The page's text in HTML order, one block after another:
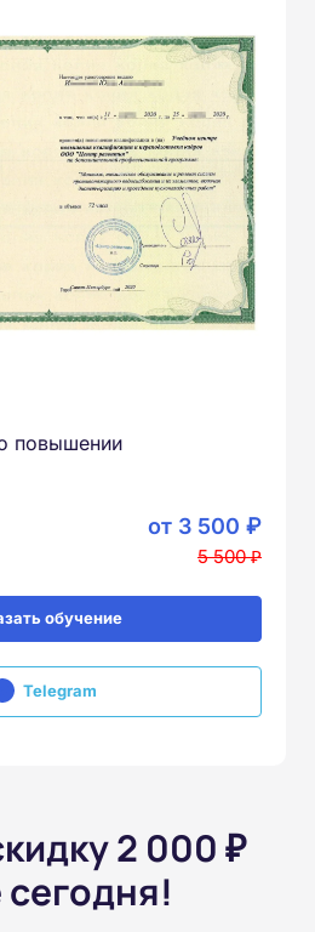
повышении
от 3 500 ₽
5 500 ₽
обучение
Telegram
2 000 ₽
сегодня!